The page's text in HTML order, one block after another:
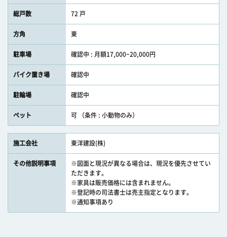
総戸数 72 戸
方角 東
駐車場 確認中 : 月額17,000~20,000円
バイク置き場 確認中
駐輪場 確認中
ペット 可 （条件 : 小動物のみ）
施工会社 東洋建設(株)
その他説明事項
※図面と現況が異なる場合は、現況を優先させてい
ただきます。
※家具は販売価格には含まれません。
※登記時の司法書士は売主指定となります。
※通知事項あり